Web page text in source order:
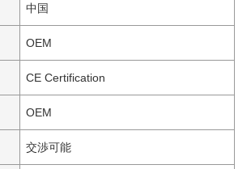
中国
OEM
CE Certification
OEM
交渉可能